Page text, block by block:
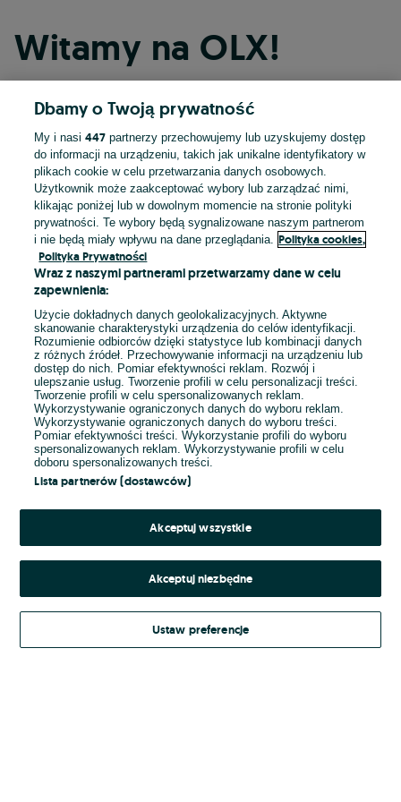
Witamy na OLX!
Kontynuuj przez Facebooka
Kontynuuj przez konto Apple
Kontynuuj przez konto Google
LUB
E-mail
Hasło
Kontynuując za pośrednictwem jednego z dostawców wskazanych powyżej,
Regulamin serwisu OLX.pl w jego aktualnym brzmieniu.
Dbamy o Twoją prywatność
My i nasi447 partnerzy przechowujemy lub uzyskujemy dostęp
do informacji na urządzeniu, takich jak unikalne identyfikatory w
plikach cookie w celu przetwarzania danych osobowych.
Użytkownik może zaakceptować wybory lub zarządzać nimi,
klikając poniżej lub w dowolnym momencie na stronie polityki
prywatności. Te wybory będą sygnalizowane naszym partnerom
i nie będą miały wpływu na dane przeglądania.
Polityka cookies,
Polityka Prywatności
Wraz z naszymi partnerami przetwarzamy dane w celu
zapewnienia:
Użycie dokładnych danych geolokalizacyjnych. Aktywne
skanowanie charakterystyki urządzenia do celów identyfikacji.
Rozumienie odbiorców dzięki statystyce lub kombinacji danych
z różnych źródeł. Przechowywanie informacji na urządzeniu lub
dostęp do nich. Pomiar efektywności reklam. Rozwój i
ulepszanie usług. Tworzenie profili w celu personalizacji treści.
Tworzenie profili w celu spersonalizowanych reklam.
Wykorzystywanie ograniczonych danych do wyboru reklam.
Wykorzystywanie ograniczonych danych do wyboru treści.
Pomiar efektywności treści. Wykorzystanie profili do wyboru
spersonalizowanych reklam. Wykorzystywanie profili w celu
doboru spersonalizowanych treści.
Lista partnerów (dostawców)
Akceptuj wszystkie
Akceptuj niezbędne
Ustaw preferencje